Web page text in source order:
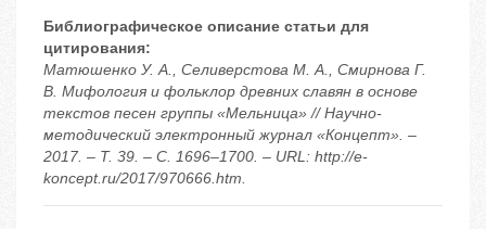
Библиографическое описание статьи для
цитирования:
Матюшенко У. А., Селиверстова М. А., Смирнова Г.
В. Мифология и фольклор древних славян в основе
текстов песен группы «Мельница» // Научно-
методический электронный журнал «Концепт». –
2017. – Т. 39. – С. 1696–1700. – URL: http://e-
koncept.ru/2017/970666.htm.